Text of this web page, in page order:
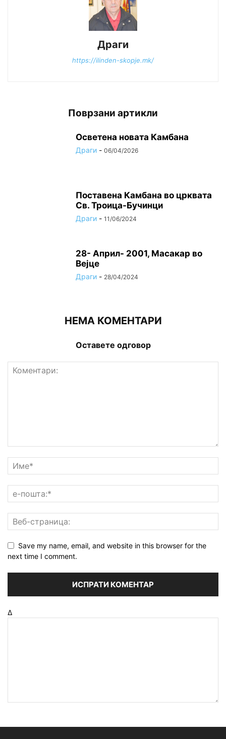
Драги
https://ilinden-skopje.mk/
Поврзани артикли
Осветена новата Камбана
Драги - 06/04/2026
Поставена Камбана во црквата
Св. Троица-Бучинци
Драги - 11/06/2024
28- Април- 2001, Масакар во
Вејце
Драги - 28/04/2024
НЕМА КОМЕНТАРИ
Оставете одговор
Save my name, email, and website in this browser for the
next time I comment.
Δ